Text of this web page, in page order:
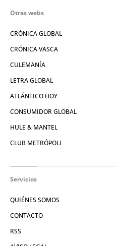
Otras webs
CRÓNICA GLOBAL
CRÓNICA VASCA
CULEMANÍA
LETRA GLOBAL
ATLÁNTICO HOY
CONSUMIDOR GLOBAL
HULE & MANTEL
CLUB METRÓPOLI
Servicios
QUIÉNES SOMOS
CONTACTO
RSS